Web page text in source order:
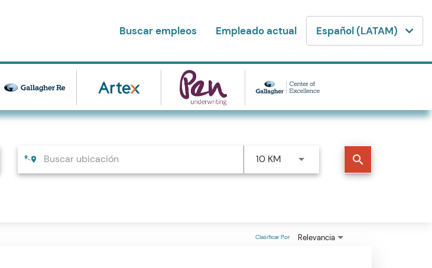
Buscar empleos Empleado actual Español (LATAM)
10 KM search
Relevancia
Clasificar Por